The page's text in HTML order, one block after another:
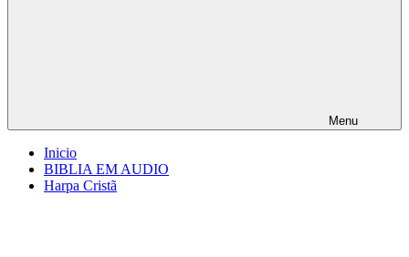
Menu
Inicio
BIBLIA EM AUDIO
Harpa Cristã